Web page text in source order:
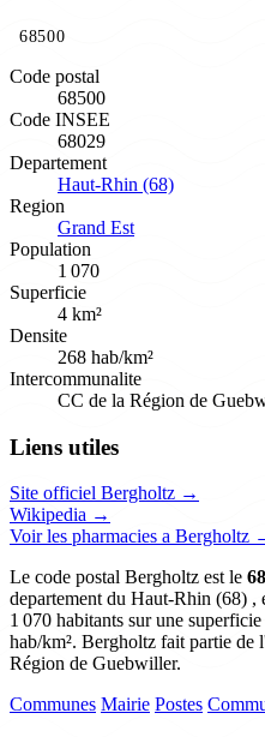
68500
Code postal
68500
Code INSEE
68029
Departement
Haut-Rhin (68)
Region
Grand Est
Population
1 070
Superficie
4 km²
Densite
268 hab/km²
Intercommunalite
CC de la Région de
Liens utiles
Site officiel Bergholtz →
Wikipedia →
Voir les pharmacies a Bergholtz
Le code postal Bergholtz est le
departement du Haut-Rhin (68)
1 070 habitants sur une
hab/km². Bergholtz fait partie de
Région de Guebwiller.
Communes Mairie Postes